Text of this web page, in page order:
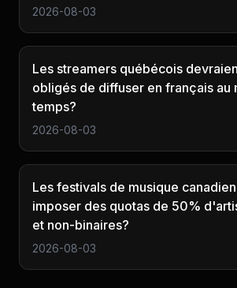
2026-08-03
Les streamers québécois
obligés de diffuser en français au
temps?
2026-08-03
Les festivals de musique
imposer des quotas de 50%
et non-binaires?
2026-08-03